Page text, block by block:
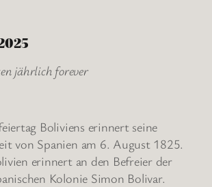
jährlich forever
Boliviens erinnert seine
von Spanien am 6. August 1825.
erinnert an den Befreier der
Kolonie Simon Bolivar.